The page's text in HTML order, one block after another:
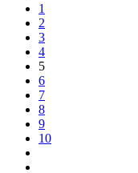
1
2
3
4
5
6
7
8
9
10